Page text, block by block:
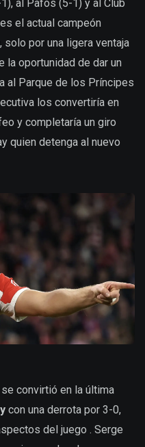
al Pafos (5-1) y al Club
el actual campeón
solo por una ligera ventaja
la oportunidad de dar un
al Parque de los Príncipes
los convertiría en
y completaría un giro
quien detenga al nuevo
convirtió en la última
con una derrota por 3-0,
del juego . Serge